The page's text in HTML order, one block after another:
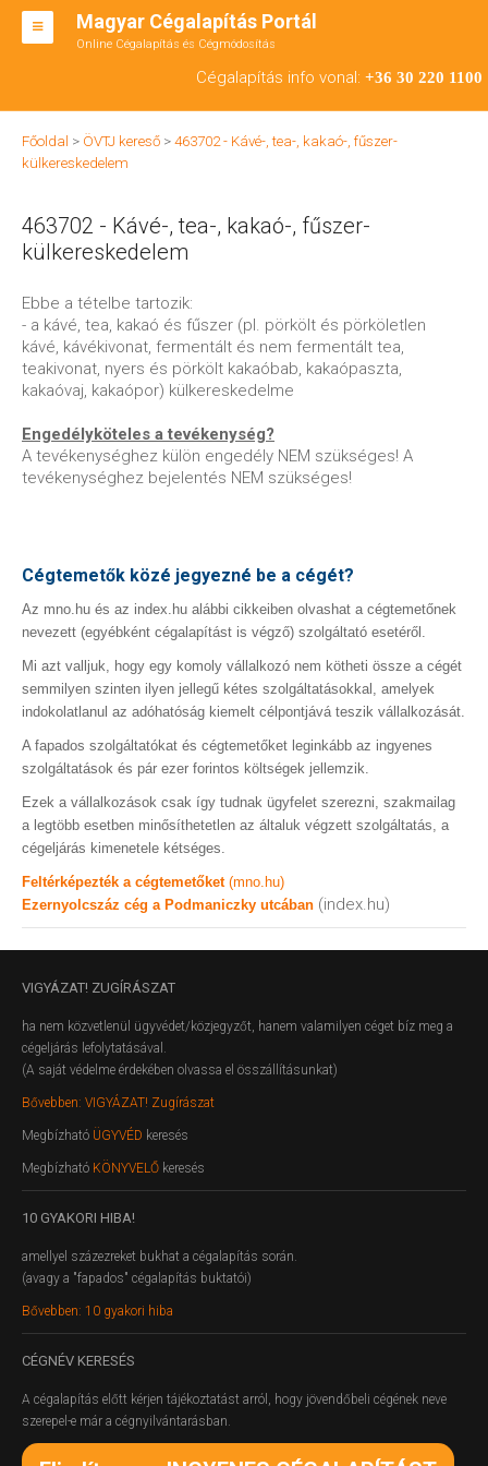
Magyar Cégalapítás Portál
Online Cégalapítás és Cégmódosítás
Cégalapítás info vonal: +36 30 220 1100
BT ALAPÍTÁS
RT ALAPÍTÁS
ÁTALAKULÁS
ENGEDÉLYKÖTELES
IRODÁK
Főoldal > ÖVTJ kereső > 463702 - Kávé-, tea-, kakaó-, fűszer-
külkereskedelem
463702 - Kávé-, tea-, kakaó-, fűszer-
külkereskedelem
Ebbe a tételbe tartozik:
- a kávé, tea, kakaó és fűszer (pl. pörkölt és pörköletlen
kávé, kávékivonat, fermentált és nem fermentált tea,
teakivonat, nyers és pörkölt kakaóbab, kakaópaszta,
kakaóvaj, kakaópor) külkereskedelme
Engedélyköteles a tevékenység?
A tevékenységhez külön engedély NEM szükséges! A
tevékenységhez bejelentés NEM szükséges!
Cégtemetők közé jegyezné be a cégét?
Az mno.hu és az index.hu alábbi cikkeiben olvashat a cégtemetőnek
nevezett (egyébként cégalapítást is végző) szolgáltató esetéről.
Mi azt valljuk, hogy egy komoly vállalkozó nem kötheti össze a cégét
semmilyen szinten ilyen jellegű kétes szolgáltatásokkal, amelyek
indokolatlanul az adóhatóság kiemelt célpontjává teszik vállalkozását.
A fapados szolgáltatókat és cégtemetőket leginkább az ingyenes
szolgáltatások és pár ezer forintos költségek jellemzik.
Ezek a vállalkozások csak így tudnak ügyfelet szerezni, szakmailag
a legtöbb esetben minősíthetetlen az általuk végzett szolgáltatás, a
cégeljárás kimenetele kétséges.
Feltérképezték a cégtemetőket (mno.hu)
Ezernyolcszáz cég a Podmaniczky utcában (index.hu)
VIGYÁZAT! ZUGÍRÁSZAT
ha nem közvetlenül ügyvédet/közjegyzőt, hanem valamilyen céget bíz meg a
cégeljárás lefolytatásával.
(A saját védelme érdekében olvassa el összállításunkat)
Bővebben: VIGYÁZAT! Zugírászat
Megbízható ÜGYVÉD keresés
Megbízható KÖNYVELŐ keresés
10 GYAKORI HIBA!
amellyel százezreket bukhat a cégalapítás során.
(avagy a "fapados" cégalapítás buktatói)
Bővebben: 10 gyakori hiba
CÉGNÉV KERESÉS
A cégalapítás előtt kérjen tájékoztatást arról, hogy jövendőbeli cégének neve
szerepel-e már a cégnyilvántarásban.